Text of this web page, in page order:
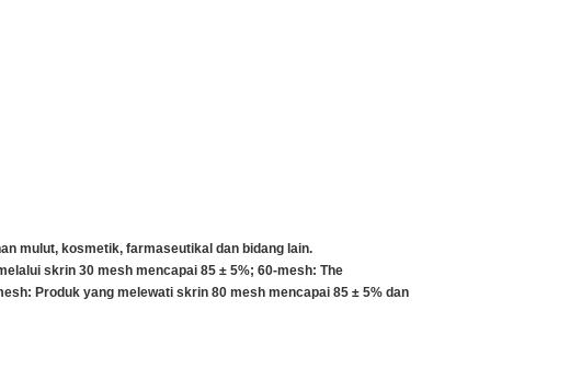
mulut, kosmetik, farmaseutikal dan bidang lain.
skrin 30 mesh mencapai 85 ± 5%; 60-mesh: The
Produk yang melewati skrin 80 mesh mencapai 85 ± 5% dan